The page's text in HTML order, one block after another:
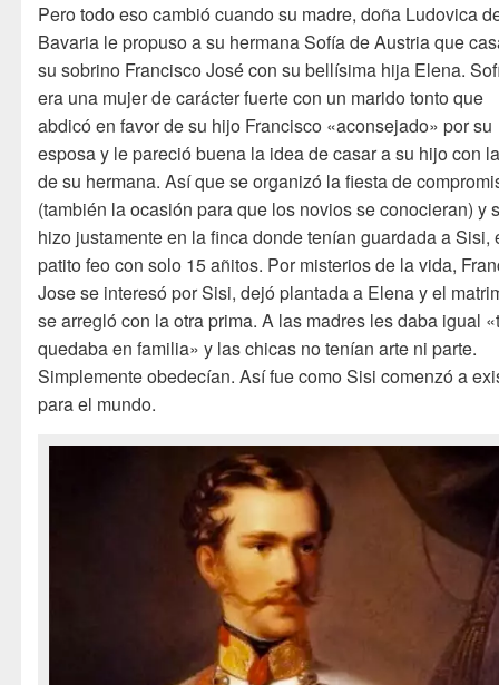
Pero todo eso cambió cuando su madre, doña Ludovica
Bavaria le propuso a su hermana Sofía de Austria que
su sobrino Francisco José con su bellísima hija Elena.
era una mujer de carácter fuerte con un marido tonto que
abdicó en favor de su hijo Francisco «aconsejado» por su
esposa y le pareció buena la idea de casar a su hijo con
de su hermana. Así que se organizó la fiesta de
(también la ocasión para que los novios se conocieran) y
hizo justamente en la finca donde tenían guardada a Sisi,
patito feo con solo 15 añitos. Por misterios de la vida,
Jose se interesó por Sisi, dejó plantada a Elena y el
se arregló con la otra prima. A las madres les daba igual
quedaba en familia» y las chicas no tenían arte ni parte.
Simplemente obedecían. Así fue como Sisi comenzó a
para el mundo.